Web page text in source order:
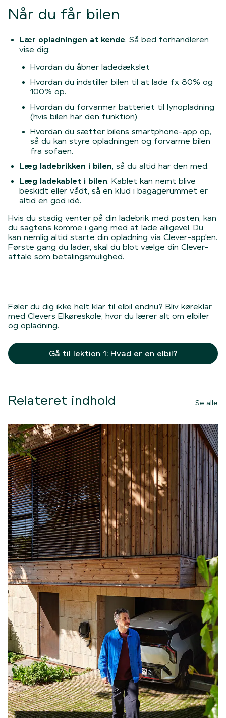
Når du får bilen
Lær opladningen at kende. Så bed forhandleren
vise dig:
Hvordan du åbner ladedækslet
Hvordan du indstiller bilen til at lade fx 80% og
100% op.
Hvordan du forvarmer batteriet til lynopladning
(hvis bilen har den funktion)
Hvordan du sætter bilens smartphone-app op,
så du kan styre opladningen og forvarme bilen
fra sofaen.
Læg ladebrikken i bilen, så du altid har den med.
Læg ladekablet i bilen. Kablet kan nemt blive
beskidt eller vådt, så en klud i bagagerummet er
altid en god idé.
Hvis du stadig venter på din ladebrik med posten, kan
du sagtens komme i gang med at lade alligevel. Du
kan nemlig altid starte din opladning via Clever-app'en.
Første gang du lader, skal du blot vælge din Clever-
aftale som betalingsmulighed.
Føler du dig ikke helt klar til elbil endnu? Bliv køreklar
med Clevers Elkøreskole, hvor du lærer alt om elbiler
og opladning.
Gå til lektion 1: Hvad er en elbil?
Relateret indhold Se alle